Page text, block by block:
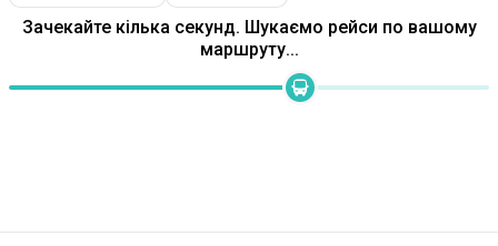
Зачекайте кілька секунд. Шукаємо рейси по вашому
маршруту...